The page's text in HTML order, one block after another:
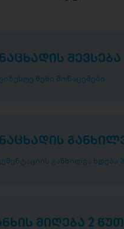
შევსება
შენი მონაცემები
განხილვა ხდება
მიღება 2